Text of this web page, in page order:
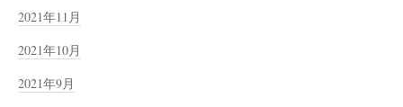
2021年11月
2021年10月
2021年9月